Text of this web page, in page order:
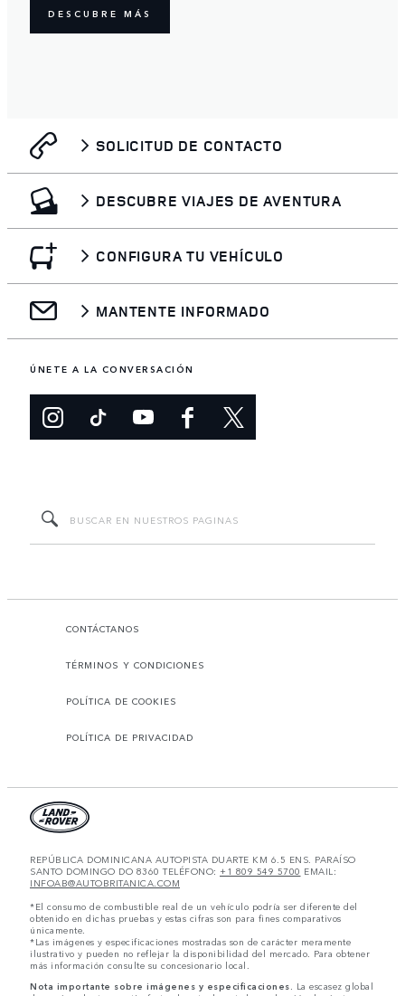
DESCUBRE MÁS
SOLICITUD DE CONTACTO
DESCUBRE VIAJES DE AVENTURA
CONFIGURA TU VEHÍCULO
MANTENTE INFORMADO
ÚNETE A LA CONVERSACIÓN
CONTÁCTANOS
TÉRMINOS Y CONDICIONES
POLÍTICA DE COOKIES
POLÍTICA DE PRIVACIDAD
REPÚBLICA DOMINICANA AUTOPISTA DUARTE KM 6.5 ENS. PARAÍSO
SANTO DOMINGO DO 8360 TELÉFONO: +1 809 549 5700 EMAIL:
INFOAB@AUTOBRITANICA.COM
*El consumo de combustible real de un vehículo podría ser diferente del
obtenido en dichas pruebas y estas cifras son para fines comparativos
únicamente.
*Las imágenes y especificaciones mostradas son de carácter meramente
ilustrativo y pueden no reflejar la disponibilidad del mercado. Para obtener
más información consulte su concesionario local.
Nota importante sobre imágenes y especificaciones. La escasez global